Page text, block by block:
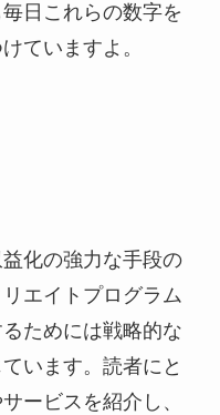
日これらの数字を
ていますよ。
化の強力な手段の
エイトプログラム
ためには戦略的な
います。読者にと
ービスを紹介し、